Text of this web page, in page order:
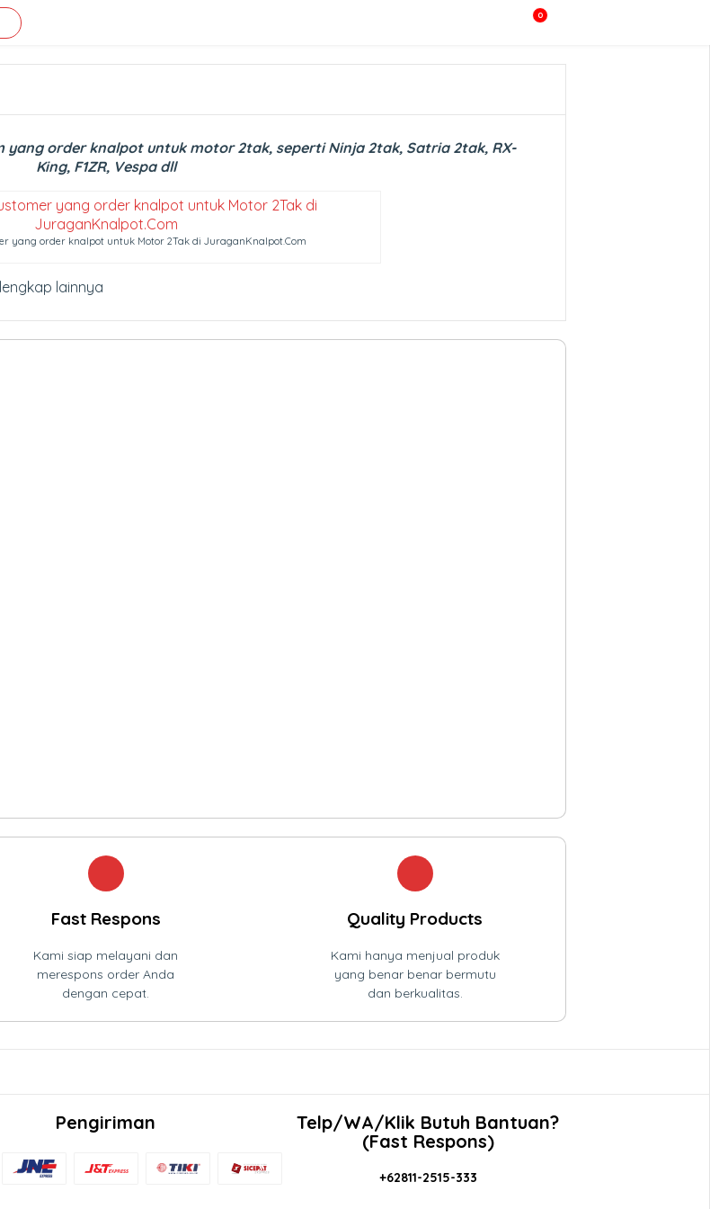
0
yang order knalpot untuk motor 2tak, seperti Ninja 2tak, Satria 2tak, RX-
King, F1ZR, Vespa dll
yang order knalpot untuk Motor 2Tak di JuraganKnalpot.Com
lainnya
Fast Respons
Kami siap melayani dan
merespons order Anda
dengan cepat.
Quality Products
Kami hanya menjual produk
yang benar benar bermutu
dan berkualitas.
Pengiriman
Telp/WA/Klik Butuh Bantuan?
(Fast Respons)
+62811-2515-333